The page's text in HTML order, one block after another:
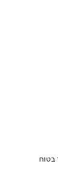
בטוח